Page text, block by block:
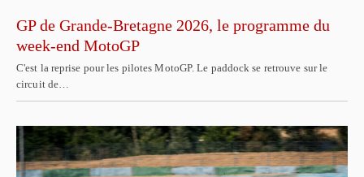
GP de Grande-Bretagne 2026, le programme du
week-end MotoGP
C'est la reprise pour les pilotes MotoGP. Le paddock se retrouve sur le
circuit de…